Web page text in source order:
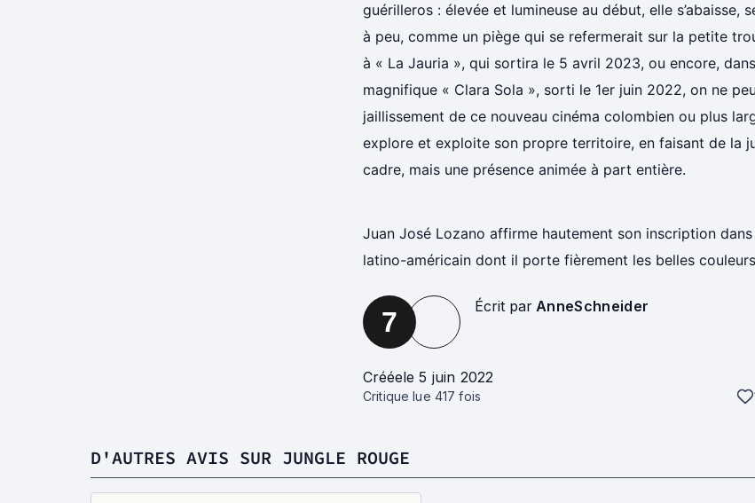
guérilleros : élevée et lumineuse au début, elle s’abaisse,
à peu, comme un piège qui se refermerait sur la petite
à « La Jauria », qui sortira le 5 avril 2023, ou encore,
magnifique « Clara Sola », sorti le 1er juin 2022, on ne
jaillissement de ce nouveau cinéma colombien ou plus
explore et exploite son propre territoire, en faisant de la
cadre, mais une présence animée à part entière.
Juan José Lozano affirme hautement son inscription
latino-américain dont il porte fièrement les belles
7 Écrit par AnneSchneider
Crééele 5 juin 2022
Critique lue 417 fois
D'AUTRES AVIS SUR JUNGLE ROUGE